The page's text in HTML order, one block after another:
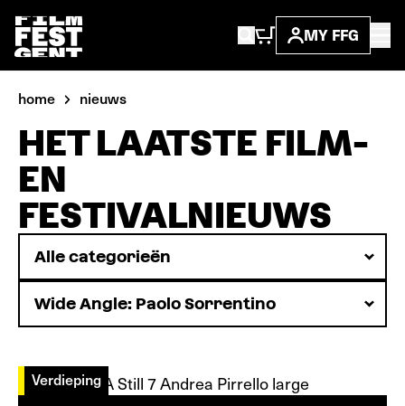
MY FFG
home nieuws
HET LAATSTE FILM-
EN
FESTIVALNIEUWS
Verdieping